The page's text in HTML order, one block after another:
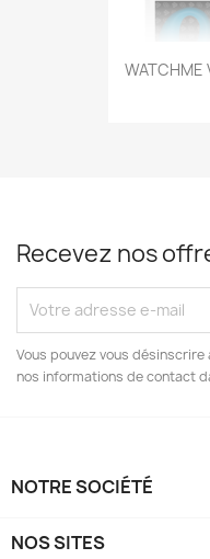
WATCHME
Recevez nos
Vous pouvez vous
nos informations de contact
NOTRE SOCIÉTÉ
NOS SITES